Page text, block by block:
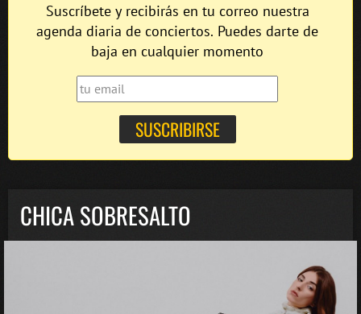
Suscríbete y recibirás en tu correo nuestra
agenda diaria de conciertos. Puedes darte de
baja en cualquier momento
CHICA SOBRESALTO